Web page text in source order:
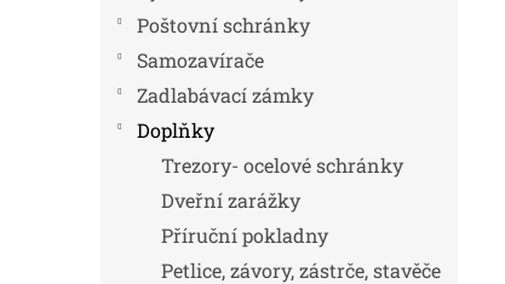
Poštovní schránky
Samozavírače
Zadlabávací zámky
Doplňky
Trezory- ocelové schránky
Dveřní zarážky
Příruční pokladny
Petlice, závory, zástrče, stavěče